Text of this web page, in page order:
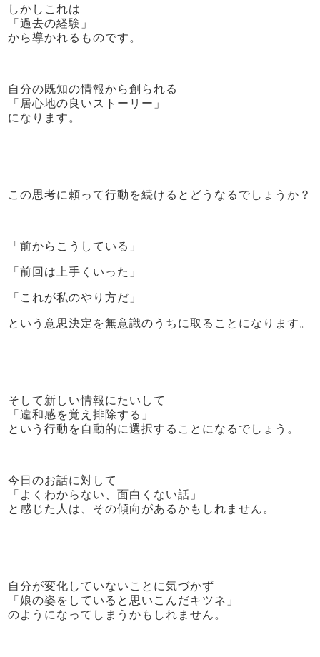
しかしこれは
「過去の経験」
から導かれるものです。
自分の既知の情報から創られる
「居心地の良いストーリー」
になります。
この思考に頼って行動を続けるとどうなるでしょうか？
「前からこうしている」
「前回は上手くいった」
「これが私のやり方だ」
という意思決定を無意識のうちに取ることになります。
そして新しい情報にたいして
「違和感を覚え排除する」
という行動を自動的に選択することになるでしょう。
今日のお話に対して
「よくわからない、面白くない話」
と感じた人は、その傾向があるかもしれません。
自分が変化していないことに気づかず
「娘の姿をしていると思いこんだキツネ」
のようになってしまうかもしれません。